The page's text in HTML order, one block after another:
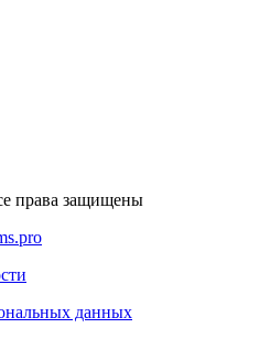
права защищены
данных